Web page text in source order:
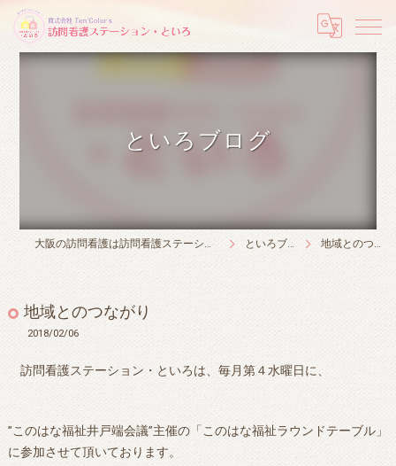
といろブログ
大阪の訪問看護は訪問看護ステーション・といろ といろブログ 地域とのつながり
地域とのつながり
2018/02/06
訪問看護ステーション・といろは、毎月第４水曜日に、
”このはな福祉井戸端会議”主催の「このはな福祉ラウンドテーブル」
に参加させて頂いております。